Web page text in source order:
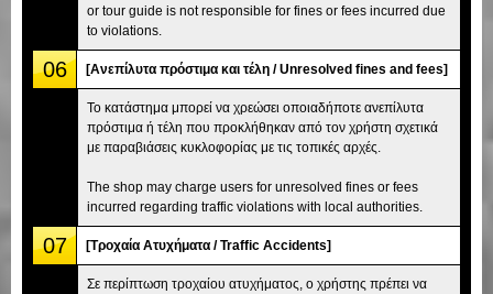
or tour guide is not responsible for fines or fees incurred due
to violations.
06 [Ανεπίλυτα πρόστιμα και τέλη / Unresolved fines and fees]
Το κατάστημα μπορεί να χρεώσει οποιαδήποτε ανεπίλυτα
πρόστιμα ή τέλη που προκλήθηκαν από τον χρήστη σχετικά
με παραβιάσεις κυκλοφορίας με τις τοπικές αρχές.
The shop may charge users for unresolved fines or fees
incurred regarding traffic violations with local authorities.
07 [Τροχαία Ατυχήματα / Traffic Accidents]
Σε περίπτωση τροχαίου ατυχήματος, ο χρήστης πρέπει να